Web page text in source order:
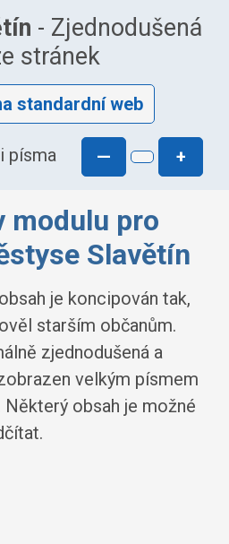
- Zjednodušená
stránek
standardní web
písma — +
modulu pro
Slavětín
je koncipován tak,
starším občanům.
zjednodušená a
velkým písmem
obsah je možné